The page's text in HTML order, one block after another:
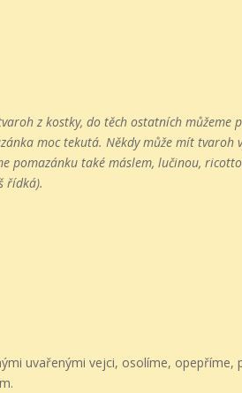
z kostky, do těch ostatních můžeme
moc tekutá. Někdy může mít tvaroh
pomazánku také máslem, lučinou,
řídká).
uvařenými vejci, osolíme, opepříme,